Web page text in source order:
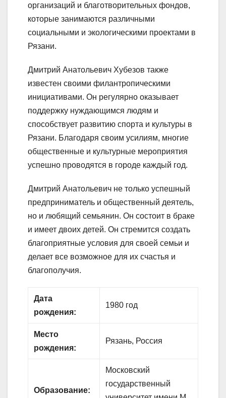
организаций и благотворительных фондов,
которые занимаются различными
социальными и экологическими проектами в
Рязани.
Дмитрий Анатольевич Хубезов также
известен своими филантропическими
инициативами. Он регулярно оказывает
поддержку нуждающимся людям и
способствует развитию спорта и культуры в
Рязани. Благодаря своим усилиям, многие
общественные и культурные мероприятия
успешно проводятся в городе каждый год.
Дмитрий Анатольевич не только успешный
предприниматель и общественный деятель,
но и любящий семьянин. Он состоит в браке
и имеет двоих детей. Он стремится создать
благоприятные условия для своей семьи и
делает все возможное для их счастья и
благополучия.
Дата
рождения:
1980 год
Место
рождения:
Рязань, Россия
Образование:
Московский
государственный